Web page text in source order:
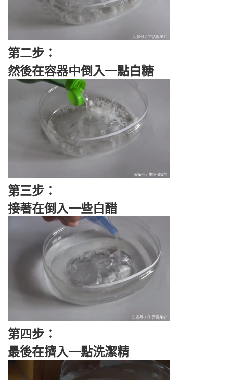
第二步：
然後在容器中倒入一點白糖
第三步：
接著在倒入一些白醋
第四步：
最後在擠入一點洗潔精